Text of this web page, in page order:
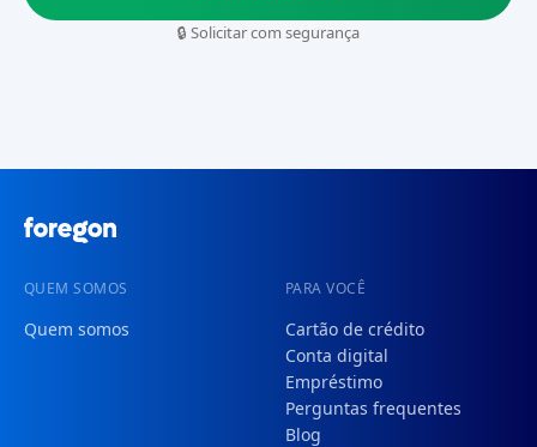
🔒 Solicitar com segurança
QUEM SOMOS
Quem somos
PARA VOCÊ
Cartão de crédito
Conta digital
Empréstimo
Perguntas frequentes
Blog